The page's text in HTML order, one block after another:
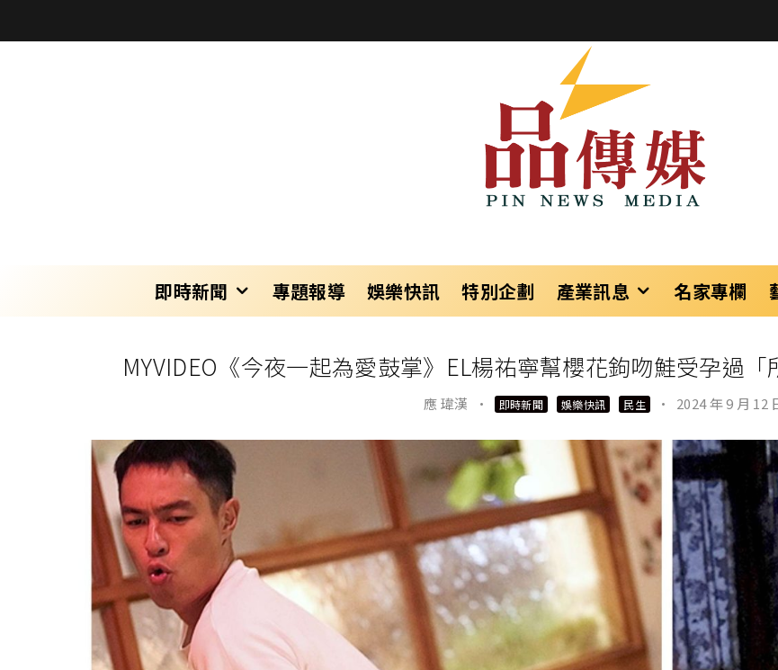
即時新聞 專題報導 娛樂快訊 特別企劃 產業訊息 名家專欄
MYVIDEO《今夜一起為愛鼓掌》EL楊祐寧幫櫻花鉤吻鮭受孕過「
應 瑋漢 · 即時新聞 娛樂快訊 民生 · 2024 年 9 月 12